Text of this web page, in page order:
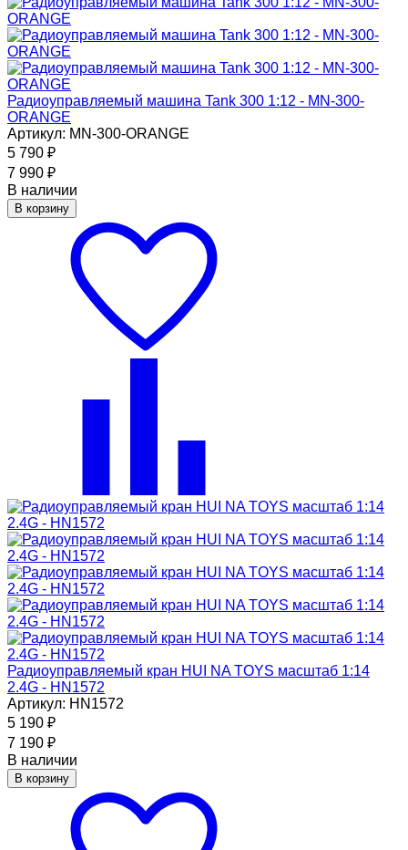
Радиоуправляемый машина Tank 300 1:12 - MN-300-
ORANGE
Артикул: MN-300-ORANGE
5 790 ₽
7 990 ₽
В наличии
В корзину
Радиоуправляемый кран HUI NA TOYS масштаб 1:14
2.4G - HN1572
Артикул: HN1572
5 190 ₽
7 190 ₽
В наличии
В корзину